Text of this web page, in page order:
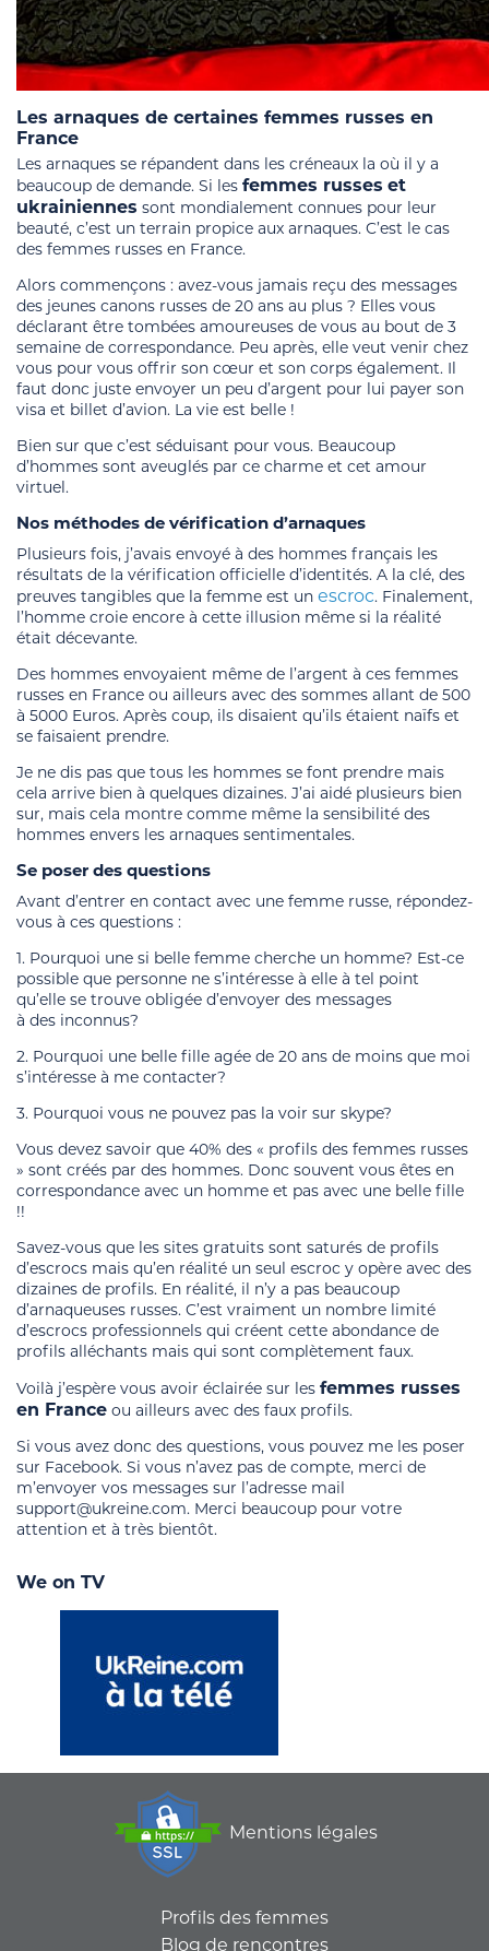
Les arnaques de certaines femmes russes en
France
Les arnaques se répandent dans les créneaux la où il y a
beaucoup de demande. Si les femmes russes et
ukrainiennes sont mondialement connues pour leur
beauté, c’est un terrain propice aux arnaques. C’est le cas
des femmes russes en France.
Alors commençons : avez-vous jamais reçu des messages
des jeunes canons russes de 20 ans au plus ? Elles vous
déclarant être tombées amoureuses de vous au bout de 3
semaine de correspondance. Peu après, elle veut venir chez
vous pour vous offrir son cœur et son corps également. Il
faut donc juste envoyer un peu d’argent pour lui payer son
visa et billet d’avion. La vie est belle !
Bien sur que c’est séduisant pour vous. Beaucoup
d’hommes sont aveuglés par ce charme et cet amour
virtuel.
Nos méthodes de vérification d’arnaques
Plusieurs fois, j’avais envoyé à des hommes français les
résultats de la vérification officielle d’identités. A la clé, des
preuves tangibles que la femme est un escroc. Finalement,
l’homme croie encore à cette illusion même si la réalité
était décevante.
Des hommes envoyaient même de l’argent à ces femmes
russes en France ou ailleurs avec des sommes allant de 500
à 5000 Euros. Après coup, ils disaient qu’ils étaient naïfs et
se faisaient prendre.
Je ne dis pas que tous les hommes se font prendre mais
cela arrive bien à quelques dizaines. J’ai aidé plusieurs bien
sur, mais cela montre comme même la sensibilité des
hommes envers les arnaques sentimentales.
Se poser des questions
Avant d’entrer en contact avec une femme russe, répondez-
vous à ces questions :
1. Pourquoi une si belle femme cherche un homme? Est-ce
possible que personne ne s’intéresse à elle à tel point
qu’elle se trouve obligée d’envoyer des messages
à des inconnus?
2. Pourquoi une belle fille agée de 20 ans de moins que moi
s’intéresse à me contacter?
3. Pourquoi vous ne pouvez pas la voir sur skype?
Vous devez savoir que 40% des « profils des femmes russes
» sont créés par des hommes. Donc souvent vous êtes en
correspondance avec un homme et pas avec une belle fille
!!
Savez-vous que les sites gratuits sont saturés de profils
d’escrocs mais qu’en réalité un seul escroc y opère avec des
dizaines de profils. En réalité, il n’y a pas beaucoup
d’arnaqueuses russes. C’est vraiment un nombre limité
d’escrocs professionnels qui créent cette abondance de
profils alléchants mais qui sont complètement faux.
Voilà j’espère vous avoir éclairée sur les femmes russes
en France ou ailleurs avec des faux profils.
Si vous avez donc des questions, vous pouvez me les poser
sur Facebook. Si vous n’avez pas de compte, merci de
m’envoyer vos messages sur l’adresse mail
support@ukreine.com. Merci beaucoup pour votre
attention et à très bientôt.
We on TV
Mentions légales
Profils des femmes
Blog de rencontres